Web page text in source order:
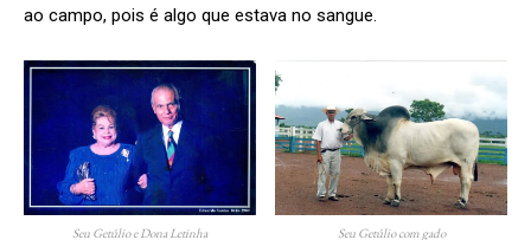
ao campo, pois é algo que estava no sangue.
Seu Getúlio e Dona Letinha Seu Getúlio com gado